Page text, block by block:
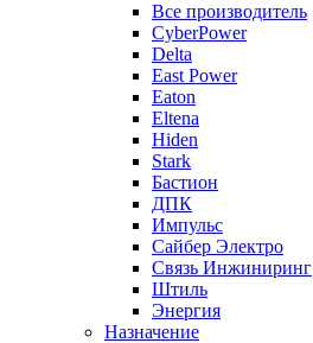
Все производитель
CyberPower
Delta
East Power
Eaton
Eltena
Hiden
Stark
Бастион
ДПК
Импульс
Сайбер Электро
Связь Инжиниринг
Штиль
Энергия
Назначение